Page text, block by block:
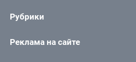
Рубрики
Реклама на сайте